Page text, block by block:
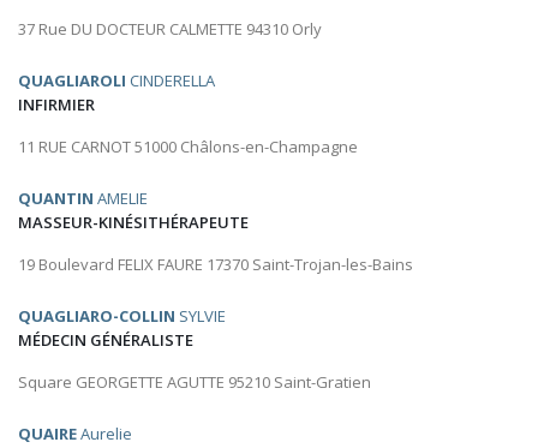
37 Rue DU DOCTEUR CALMETTE 94310 Orly
QUAGLIAROLI CINDERELLA
INFIRMIER
11 RUE CARNOT 51000 Châlons-en-Champagne
QUANTIN AMELIE
MASSEUR-KINÉSITHÉRAPEUTE
19 Boulevard FELIX FAURE 17370 Saint-Trojan-les-Bains
QUAGLIARO-COLLIN SYLVIE
MÉDECIN GÉNÉRALISTE
Square GEORGETTE AGUTTE 95210 Saint-Gratien
QUAIREAurelie